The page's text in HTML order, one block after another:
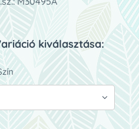
kiválasztása: